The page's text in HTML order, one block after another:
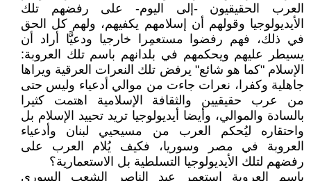
العرب الحقيقيون -إلى اليوم- على رفضهم تلك
الأيديولوجيا وقولهم أن إسلامهم يكفيهم، ولهم كل الحق
في ذلك، فهم رفضوا مستعمِرا خارجيا ودعيًّا أراد أن
يسيطر عليهم ويحكمهم في بلدانهم باسم تلك العروبة:
الإسلام "كما هو شائع" يرفض تلك النعرات العرقية ويراها
جاهلية وكفرا، نعرات جاءت من موالي أدعياء وليس حتى
من عرب حقيقيين والثقافة الإسلامية اهتمت كثيرا
بالسادة والموالي، وأيضا أيديولوجيا تريد تحييد الإسلام بل
واحتقاره ليُحكم العرب من مسيحيي لبنان وأدعياء
العروبة في مصر وسوريا، فكيف يُلام العرب على
رفضهم لتلك الأيديولوجيا التسلطية بل الاستعمارية؟
باسم العروبة استعمر عبد الناصر الشعب السوري